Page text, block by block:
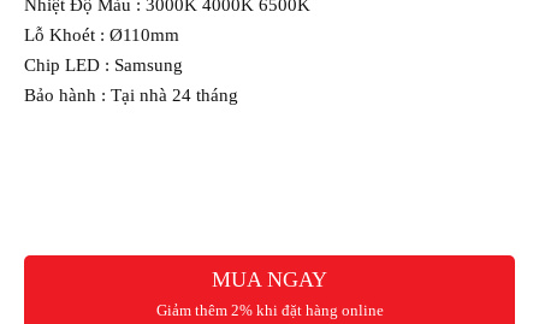
Nhiệt Độ Màu : 3000K 4000K 6500K
Lỗ Khoét : Ø110mm
Chip LED : Samsung
Bảo hành : Tại nhà 24 tháng
MUA NGAY
Giảm thêm 2% khi đặt hàng online